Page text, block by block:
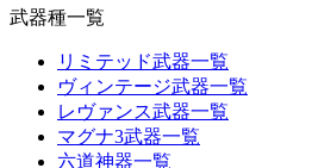
武器種一覧
リミテッド武器一覧
ヴィンテージ武器一覧
レヴァンス武器一覧
マグナ3武器一覧
六道神器一覧